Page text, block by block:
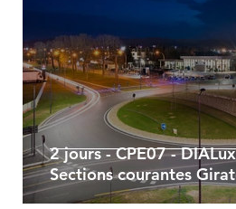
2 jours - CPE07 -
Sections courantes